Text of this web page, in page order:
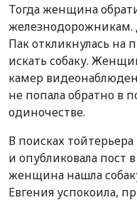
Тогда женщина
железнодорожникам.
Пак откликнулась
искать собаку.
камер
не попала обратно в
одиночестве.
В поисках
и опубликовала пост
женщина нашла
Евгения успокоила,